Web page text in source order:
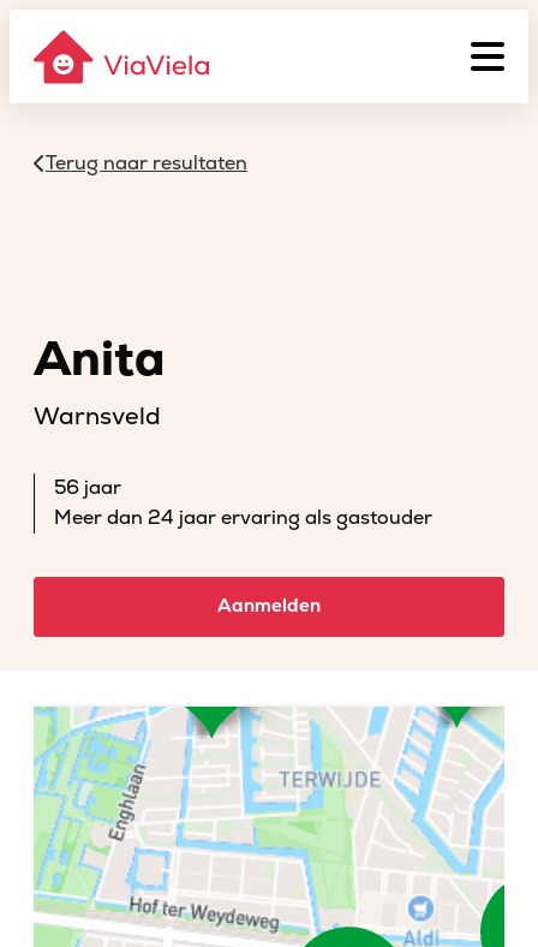
Terug naar resultaten
Anita
Warnsveld
56 jaar
Meer dan 24 jaar ervaring als gastouder
Aanmelden